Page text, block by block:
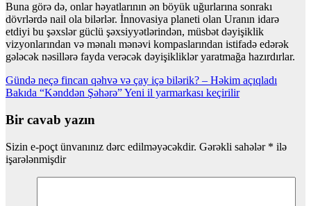
Buna görə də, onlar həyatlarının ən böyük uğurlarına sonrakı
dövrlərdə nail ola bilərlər. İnnovasiya planeti olan Uranın idarə
etdiyi bu şəxslər güclü şəxsiyyətlərindən, müsbət dəyişiklik
vizyonlarından və mənalı mənəvi kompaslarından istifadə edərək
gələcək nəsillərə fayda verəcək dəyişikliklər yaratmağa hazırdırlar.
Yazı
naviqasiyası
Gündə neçə fincan qəhvə və çay içə bilərik? – Həkim açıqladı
Bakıda “Kənddən Şəhərə” Yeni il yarmarkası keçirilir
Bir cavab yazın
Sizin e-poçt ünvanınız dərc edilməyəcəkdir. Gərəkli sahələr * ilə
işarələnmişdir